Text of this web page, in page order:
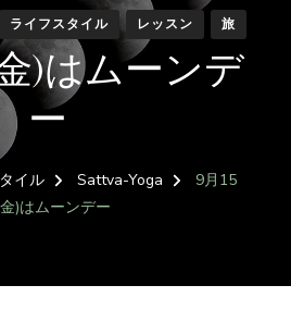
ライフスタイル レッスン 旅
)はムーンデ
ー
イル Sattva-Yoga
9月15
)はムーンデー